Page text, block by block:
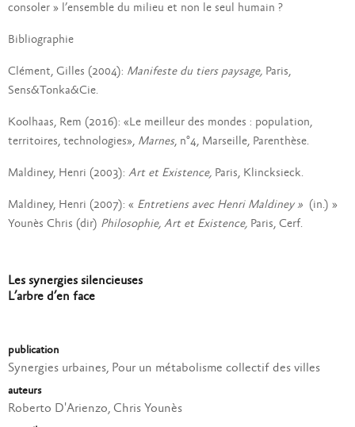
consoler » l’ensemble du milieu et non le seul humain ?
Bibliographie
Clément, Gilles (2004): Manifeste du tiers paysage, Paris,
Sens&Tonka&Cie.
Koolhaas, Rem (2016): «Le meilleur des mondes : population,
territoires, technologies», Marnes, n°4, Marseille, Parenthèse.
Maldiney, Henri (2003): Art et Existence, Paris, Klincksieck.
Maldiney, Henri (2007): « Entretiens avec Henri Maldiney » (in.) »
Younès Chris (dir) Philosophie, Art et Existence, Paris, Cerf.
Les synergies silencieuses
L’arbre d’en face
publication
Synergies urbaines, Pour un métabolisme collectif des villes
auteurs
Roberto D'Arienzo, Chris Younès